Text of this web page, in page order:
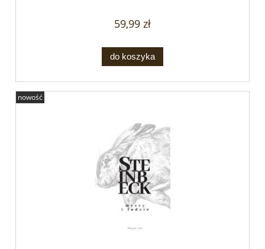
59,99 zł
do koszyka
nowość